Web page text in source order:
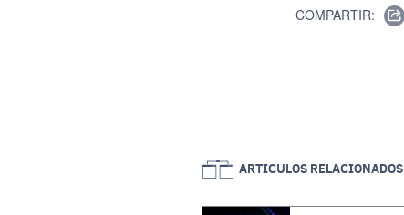
COMPARTIR:
ARTICULOS RELACIONADOS